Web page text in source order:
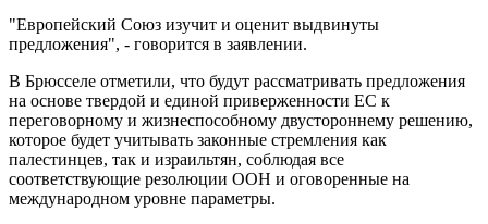
"Европейский Союз изучит и оценит выдвинуты
предложения", - говорится в заявлении.
В Брюсселе отметили, что будут рассматривать предложения
на основе твердой и единой приверженности ЕС к
переговорному и жизнеспособному двустороннему решению,
которое будет учитывать законные стремления как
палестинцев, так и израильтян, соблюдая все
соответствующие резолюции ООН и оговоренные на
международном уровне параметры.